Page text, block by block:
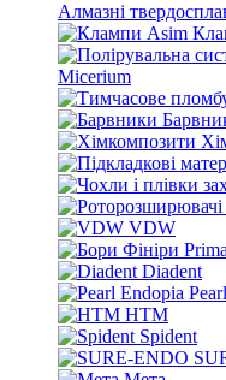
Алмазні
Micerium
VDW
Diadent
HTM
Spident